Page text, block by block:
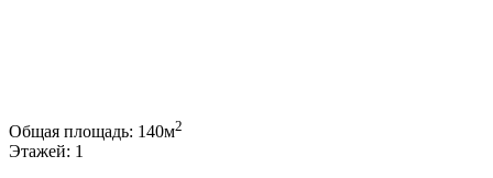
Общая площадь: 140м2
Этажей: 1